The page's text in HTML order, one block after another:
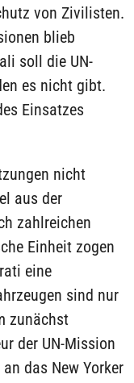
von Zivilisten.
blieb
soll die UN-
es nicht gibt.
Einsatzes
nicht
aus der
zahlreichen
Einheit zogen
eine
sind nur
zunächst
der UN-Mission
das New Yorker